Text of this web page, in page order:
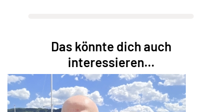
Das könnte dich auch
interessieren...